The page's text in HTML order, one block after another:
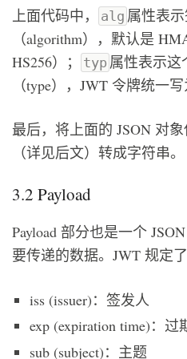
上面代码中， alg 属性表
（algorithm），默认是
HS256）；
typ 属性表示这
（type），JWT 令牌统一
最后，将上面的 JSON 对
（详见后文）转成字符串。
3.2 Payload
Payload 部分也是一个
要传递的数据。JWT 规定
iss (issuer)：签发人
exp (expiration time)：过
sub (subject)：主题